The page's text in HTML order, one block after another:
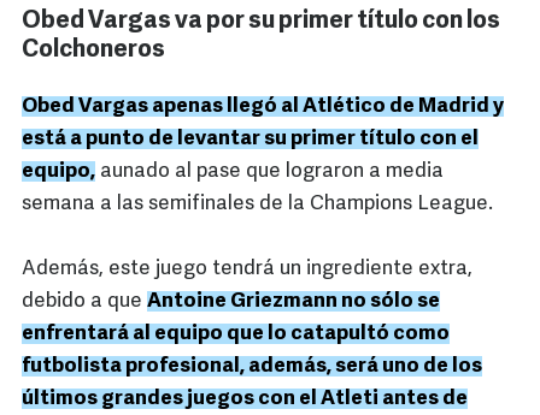
Obed Vargas va por su primer título con los
Colchoneros
Obed Vargas apenas llegó al Atlético de Madrid y
está a punto de levantar su primer título con el
equipo, aunado al pase que lograron a media
semana a las semifinales de la Champions League.
Además, este juego tendrá un ingrediente extra,
debido a que Antoine Griezmann no sólo se
enfrentará al equipo que lo catapultó como
futbolista profesional, además, será uno de los
últimos grandes juegos con el Atleti antes de